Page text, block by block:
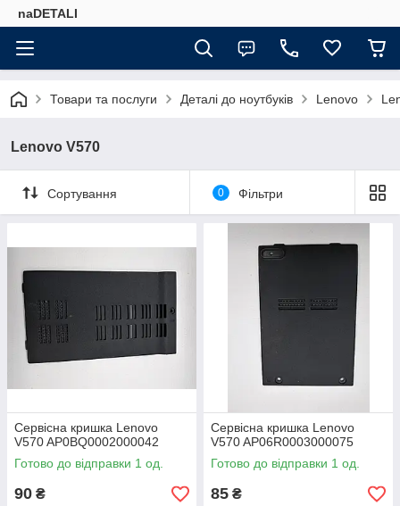
naDETALI
Товари та послуги Деталі до ноутбуків Lenovo
Lenovo V570
Сортування 0 Фільтри
Сервісна кришка Lenovo
V570 AP0BQ0002000042
Готово до відправки 1 од.
90 ₴
Сервісна кришка Lenovo
V570 AP06R0003000075
Готово до відправки 1 од.
85 ₴